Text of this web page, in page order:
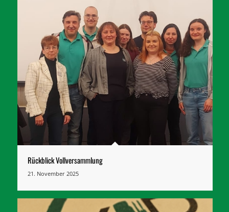
Rückblick Vollversammlung
21. November 2025